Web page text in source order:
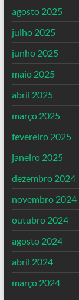
agosto 2025
julho 2025
junho 2025
maio 2025
abril 2025
março 2025
fevereiro 2025
janeiro 2025
dezembro 2024
novembro 2024
outubro 2024
agosto 2024
abril 2024
março 2024